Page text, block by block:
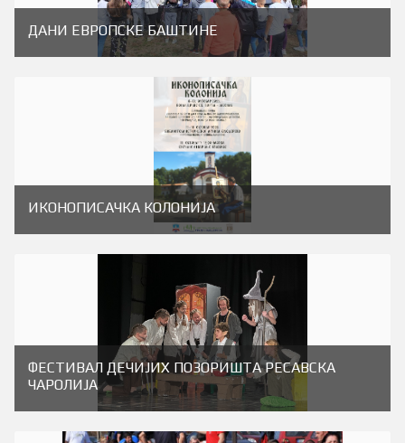
ДАНИ ЕВРОПСКЕ БАШТИНЕ
ИКОНОПИСАЧКА КОЛОНИЈА
ФЕСТИВАЛ ДЕЧИЈИХ ПОЗОРИШТА РЕСАВСКА
ЧАРОЛИЈА